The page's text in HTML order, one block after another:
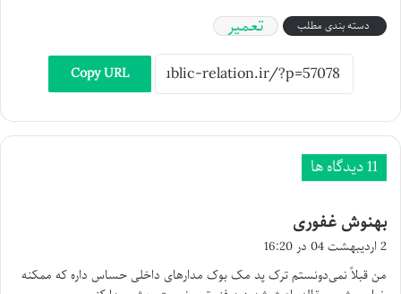
دسته بندی مطلب تعمیر
Copy URL
‫11 دیدگاه ها
بهنوش غفوری
ف
:
2 اردیبهشت 04 در 16:20
من قبلاً نمی‌دونستم ترک پد مک بوک مدارهای داخلی حساس داره که ممکنه